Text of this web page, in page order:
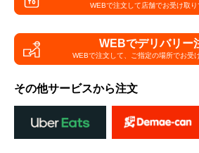
WEBで注文して店舗でお受け取
WEBでデリバリー
WEBで注文して、 ご指定の場所でお受
その他サービスから注文